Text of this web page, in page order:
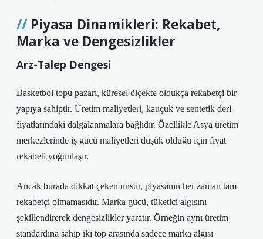
Piyasa Dinamikleri: Rekabet,
Marka ve Dengesizlikler
Arz-Talep Dengesi
Basketbol topu pazarı, küresel ölçekte oldukça rekabetçi bir
yapıya sahiptir. Üretim maliyetleri, kauçuk ve sentetik deri
fiyatlarındaki dalgalanmalara bağlıdır. Özellikle Asya üretim
merkezlerinde iş gücü maliyetleri düşük olduğu için fiyat
rekabeti yoğunlaşır.
Ancak burada dikkat çeken unsur, piyasanın her zaman tam
rekabetçi olmamasıdır. Marka gücü, tüketici algısını
şekillendirerek dengesizlikleryaratır. Örneğin aynı üretim
standardına sahip iki top arasında sadece marka algısı